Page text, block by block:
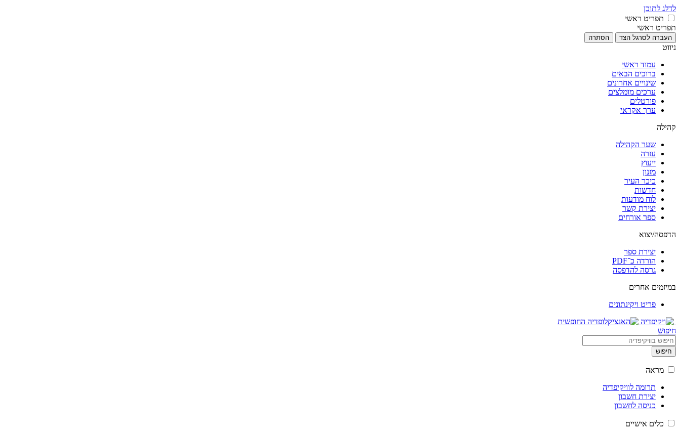
לדלג לתוכן
תפריט ראשי
תפריט ראשי
העברה לסרגל הצד הסתרה
ניווט
עמוד ראשי
ברוכים הבאים
שינויים אחרונים
ערכים מומלצים
פורטלים
ערך אקראי
קהילה
שער הקהילה
עזרה
ייעוץ
מזנון
כיכר העיר
חדשות
לוח מודעות
יצירת קשר
ספר אורחים
הדפסה/יצוא
יצירת ספר
הורדה כ־PDF
גרסה להדפסה
במיזמים אחרים
פריט ויקינתונים
חיפוש
חיפוש
מראה
תרומה לוויקיפדיה
יצירת חשבון
כניסה לחשבון
כלים אישיים